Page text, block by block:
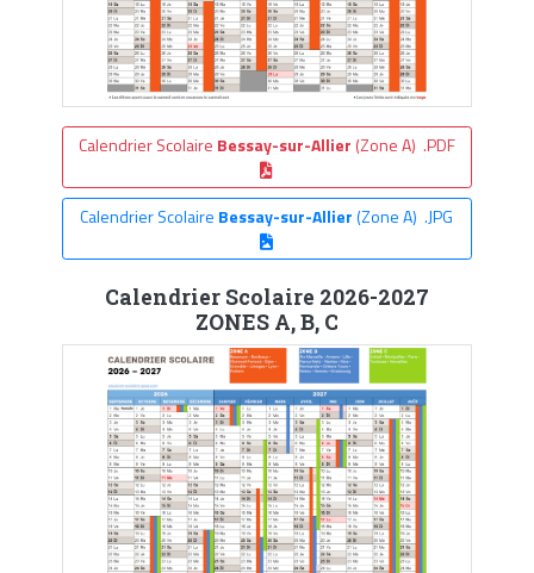
Calendrier Scolaire Bessay-sur-Allier (Zone A) .PDF
Calendrier Scolaire Bessay-sur-Allier(Zone A) .JPG
Calendrier Scolaire 2026-2027
ZONES A, B, C